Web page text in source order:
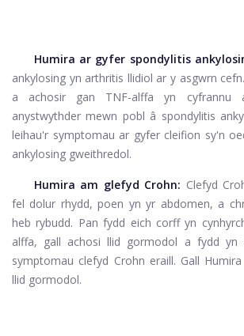
Humira ar gyfer spondylitis
ankylosing yn arthritis llidiol ar y asgwrn
a achosir gan TNF-alffa yn
anystwythder mewn pobl â spondylitis
leihau'r symptomau ar gyfer cleifion sy'n
ankylosing gweithredol.
Humira am glefyd Crohn: Clefyd
fel dolur rhydd, poen yn yr abdomen, a
heb rybudd. Pan fydd eich corff yn
alffa, gall achosi llid gormodol a fydd yn
symptomau clefyd Crohn eraill. Gall
llid gormodol.